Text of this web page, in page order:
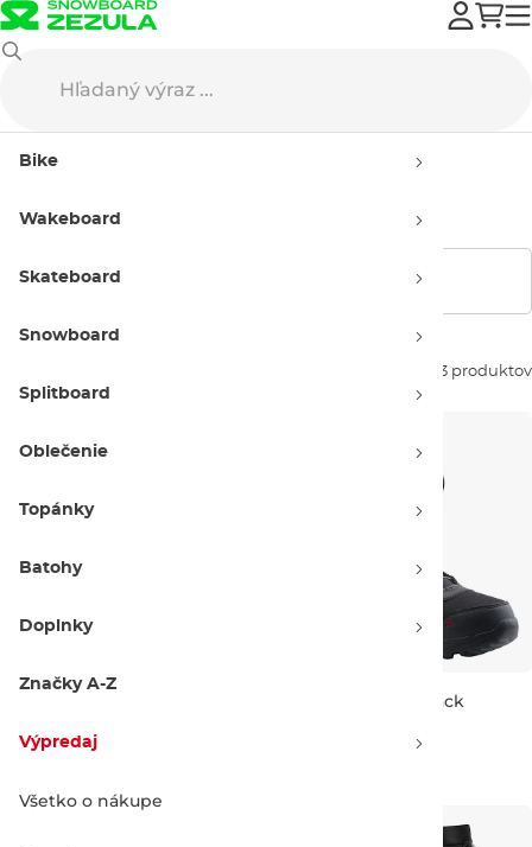
Bike
Wakeboard
Skateboard
Snowboard
Splitboard
Oblečenie
Topánky
Batohy
Doplnky
Značky A-Z
Výpredaj
Všetko o nákupe
Dámske snowboardové
vybavenie Burton
Zobraziť filtre
43 produktov
160
700.00 €
Burton Mint Boa black